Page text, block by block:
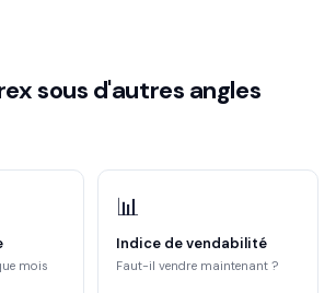
sous d'autres angles
mois
📊
Indice de vendabilité
Faut-il vendre maintenant ?